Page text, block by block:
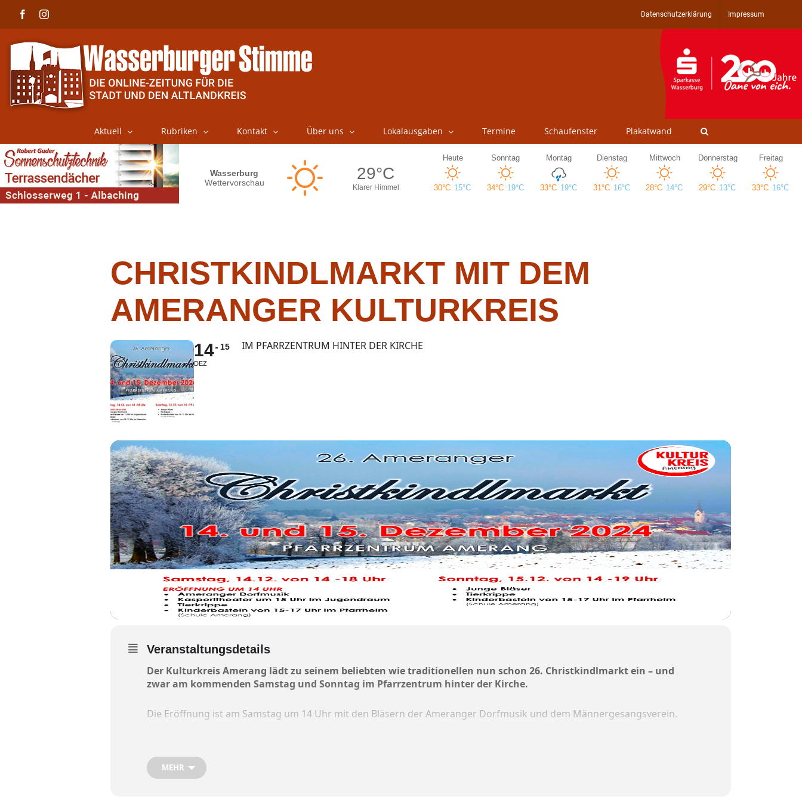
FacebookInstagram Datenschutzerklärung Impressum
Aktuell Rubriken Kontakt Über uns Lokalausgaben Termine Schaufenster Plakatwand
CHRISTKINDLMARKT MIT DEM
AMERANGER KULTURKREIS
14
DEZ
15 IM PFARRZENTRUM HINTER DER KIRCHE
Veranstaltungsdetails
Der Kulturkreis Amerang lädt zu seinem beliebten wie traditionellen nun schon 26. Christkindlmarkt ein – und
zwar am kommenden Samstag und Sonntag im Pfarrzentrum hinter der Kirche.
Die Eröffnung ist am Samstag um 14 Uhr mit den Bläsern der Ameranger Dorfmusik und dem Männergesangsverein.
Am Sonntag um 15 Uhr geben die jungen Bläser ein kleines Konzert im Innenhof.
MEHR